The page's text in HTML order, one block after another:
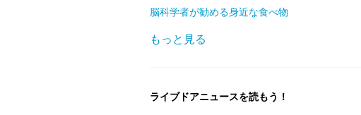
脳科学者が勧める身近な食べ物
もっと見る
ライブドアニュースを読もう！